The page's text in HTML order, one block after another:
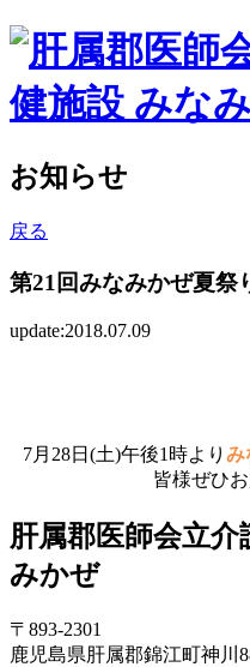
お知らせ
戻る
第21回みなみかぜ夏祭
update:2018.07.09
7月28日(土)午後1時より み
皆様ぜひ
肝属郡医師会立
みかぜ
〒893-2301
鹿児島県肝属郡錦江町神川